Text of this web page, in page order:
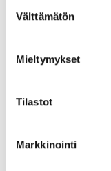
valinta
Välttämätön
Mieltymykset
Tilastot
Markkinointi
puutarhajätteiden
tule laittaa
onko heillä tarvetta